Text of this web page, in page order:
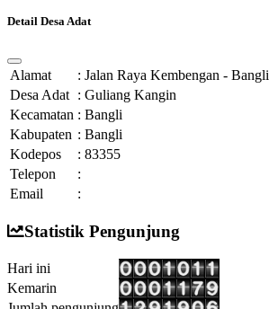
Detail Desa Adat
Alamat : Jalan Raya Kembengan - Bangli
Desa Adat : Guliang Kangin
Kecamatan : Bangli
Kabupaten : Bangli
Kodepos
: 83355
Telepon
:
Email
:
Statistik Pengunjung
Hari ini
Kemarin